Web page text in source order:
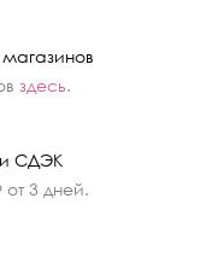
здесь.
СДЭК
3 дней.